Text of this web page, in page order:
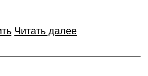
Читать далее